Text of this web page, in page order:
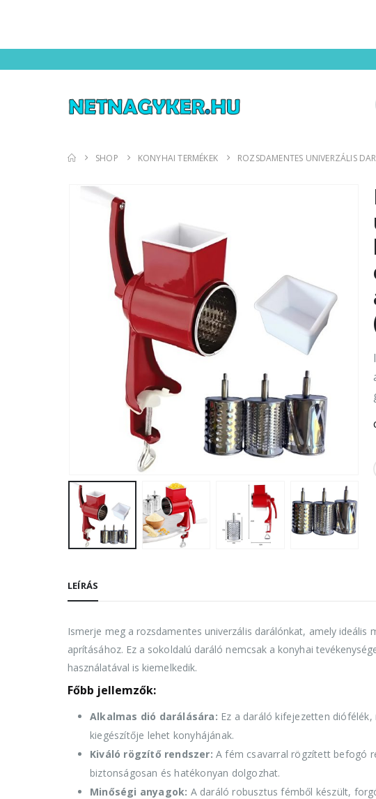
SHOP KONYHAI TERMÉKEK ROZSDAMENTES UNIVERZÁLIS
LEÍRÁS
Ismerje meg a rozsdamentes univerzális darálónkat, amely ideális
aprításához. Ez a sokoldalú daráló nemcsak a konyhai
használatával is kiemelkedik.
Főbb jellemzők:
Alkalmas dió darálására: Ez a daráló kifejezetten
kiegészítője lehet konyhájának.
Kiváló rögzítő rendszer: A fém csavarral rögzített befogó
biztonságosan és hatékonyan dolgozhat.
Minőségi anyagok: A daráló robusztus fémből készült,